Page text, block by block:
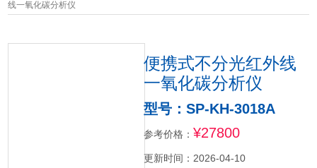
线一氧化碳分析仪
便携式不分光红外线
一氧化碳分析仪
型号：SP-KH-3018A
参考价格： ¥27800
更新时间：2026-04-10